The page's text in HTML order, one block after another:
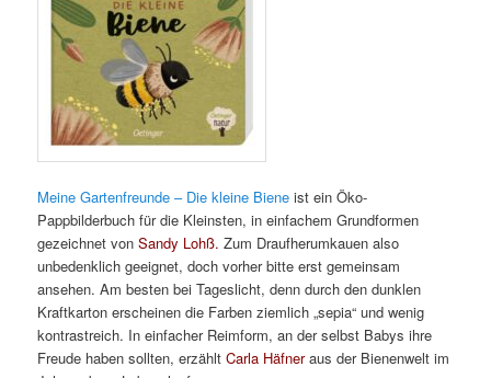
Meine Gartenfreunde – Die kleine Biene ist ein Öko-
Pappbilderbuch für die Kleinsten, in einfachem Grundformen
gezeichnet vonSandy Lohß. Zum Draufherumkauen also
unbedenklich geeignet, doch vorher bitte erst gemeinsam
ansehen. Am besten bei Tageslicht, denn durch den dunklen
Kraftkarton erscheinen die Farben ziemlich „sepia“ und wenig
kontrastreich. In einfacher Reimform, an der selbst Babys ihre
Freude haben sollten, erzähltCarla Häfneraus der Bienenwelt im